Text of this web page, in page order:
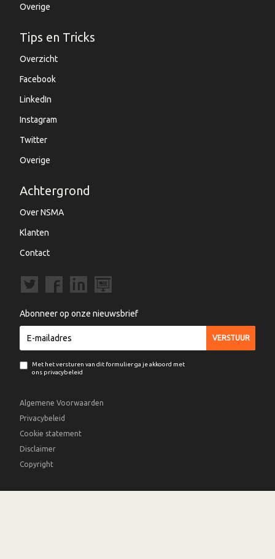
Overige
Tips en Tricks
Overzicht
Facebook
LinkedIn
Instagram
Twitter
Overige
Achtergrond
Over NSMA
Klanten
Contact
Abonneer op onze nieuwsbrief
Met het versturen van dit formulier ga je akkoord met
ons privacybeleid
Algemene Voorwaarden
Privacybeleid
Cookie statement
Disclaimer
Copyright